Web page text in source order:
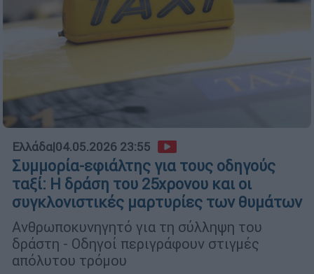
Ελλάδα|04.05.2026 23:55
Συμμορία-εφιάλτης για τους οδηγούς
ταξί: Η δράση του 25χρονου και οι
συγκλονιστικές μαρτυρίες των θυμάτων
Ανθρωποκυνηγητό για τη σύλληψη του
δράστη - Οδηγοί περιγράφουν στιγμές
απόλυτου τρόμου